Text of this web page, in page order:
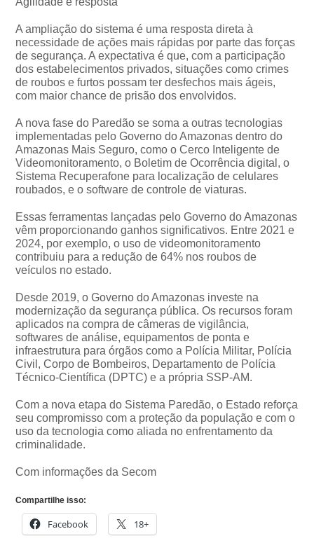
A ampliação do sistema é uma resposta direta à
necessidade de ações mais rápidas por parte das forças
de segurança. A expectativa é que, com a participação
dos estabelecimentos privados, situações como crimes
de roubos e furtos possam ter desfechos mais ágeis,
com maior chance de prisão dos envolvidos.
A nova fase do Paredão se soma a outras tecnologias
implementadas pelo Governo do Amazonas dentro do
Amazonas Mais Seguro, como o Cerco Inteligente de
Videomonitoramento, o Boletim de Ocorrência digital, o
Sistema Recuperafone para localização de celulares
roubados, e o software de controle de viaturas.
Essas ferramentas lançadas pelo Governo do Amazonas
vêm proporcionando ganhos significativos. Entre 2021 e
2024, por exemplo, o uso de videomonitoramento
contribuiu para a redução de 64% nos roubos de
veículos no estado.
Desde 2019, o Governo do Amazonas investe na
modernização da segurança pública. Os recursos foram
aplicados na compra de câmeras de vigilância,
softwares de análise, equipamentos de ponta e
infraestrutura para órgãos como a Polícia Militar, Polícia
Civil, Corpo de Bombeiros, Departamento de Polícia
Técnico-Científica (DPTC) e a própria SSP-AM.
Com a nova etapa do Sistema Paredão, o Estado reforça
seu compromisso com a proteção da população e com o
uso da tecnologia como aliada no enfrentamento da
criminalidade.
Com informações da Secom
Compartilhe isso:
Facebook 18+